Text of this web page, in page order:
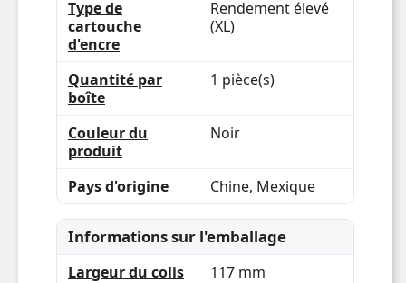
Type de
cartouche
d'encre
Rendement élevé
(XL)
Quantité par
boîte
1 pièce(s)
Couleur du
produit
Noir
Pays d'origine Chine, Mexique
Informations sur l'emballage
Largeur du colis
117 mm